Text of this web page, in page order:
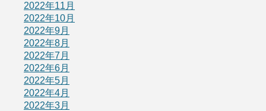
2022年11月
2022年10月
2022年9月
2022年8月
2022年7月
2022年6月
2022年5月
2022年4月
2022年3月